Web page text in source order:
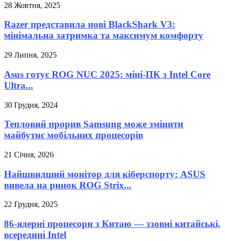
28 Жовтня, 2025
Razer представила нові BlackShark V3:
мінімальна затримка та максимум комфорту
29 Липня, 2025
Asus готує ROG NUC 2025: міні-ПК з Intel Core
Ultra...
30 Грудня, 2024
Тепловий прорив Samsung може змінити
майбутнє мобільних процесорів
21 Січня, 2026
Найшвидший монітор для кіберспорту: ASUS
вивела на ринок ROG Strix...
22 Грудня, 2025
86-ядерні процесори з Китаю — ззовні китайські,
всередині Intel